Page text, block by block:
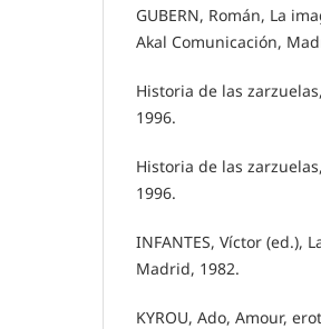
GUBERN, Román, La
Akal Comunicación,
Historia de las
1996.
Historia de las
1996.
INFANTES, Víctor (ed.),
Madrid, 1982.
KYROU, Ado, Amour,